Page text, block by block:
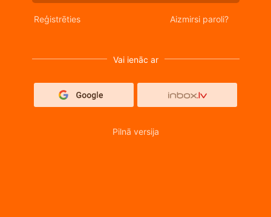
Reģistrēties Aizmirsi paroli?
Vai ienāc ar
Pilnā versija